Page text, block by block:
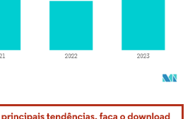
O reuso requer atribuição conforme CC BY 4.0.